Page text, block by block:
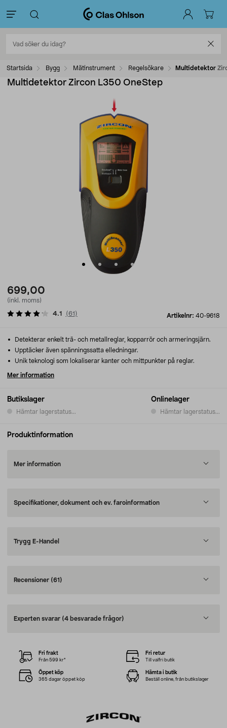
Startsida Bygg Mätinstrument Regelsökare Multidetektor
Multidetektor Zircon L350 OneStep
699,00
(inkl. moms)
Artikelnr: 40-9618
4.1 (61 )
Butikslager
Hämtar lagerstatus...
Onlinelager
Hämtar lagerstatus...
Detekterar enkelt trä- och metallreglar, kopparrör och armeringsjärn.
Upptäcker även spänningssatta elledningar.
Unik teknologi som lokaliserar kanter och mittpunkter på reglar.
Mer information
Produktinformation
Mer information
Specifikationer, dokument och ev. faroinformation
Trygg E-Handel
Recensioner (61)
Experten svarar (4 besvarade frågor)
Fri frakt
Från 599 kr*
Fri retur
Till valfri butik
Öppet köp
365 dagar öppet köp
Hämta i butik
Beställ online, från butikslager